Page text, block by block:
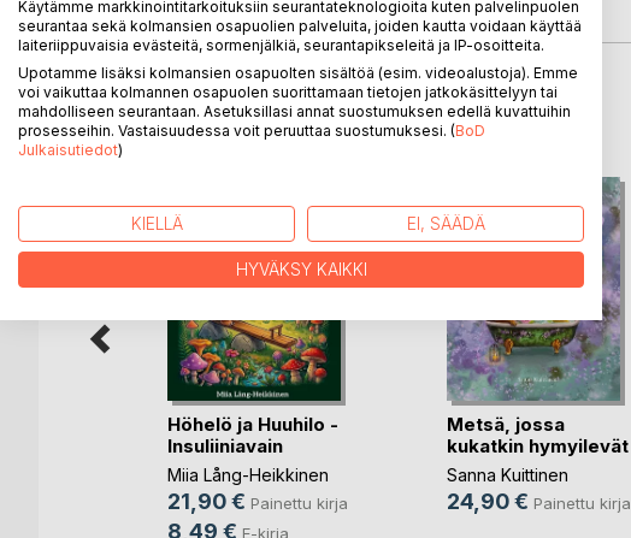
Ikäsuositus: 7-14 vuotta
LISÄÄ KIRJOJA BoD:LLA
Höhelö ja Huuhilo -
Insuliiniavain
Miia Lång-Heikkinen
21,90 € Painettu kirja
8,49 € E-kirja
Metsä, jossa
kukatkin hymyilevät
Sanna Kuittinen
24,90 € Painettu kirja
Käytämme markkinointitarkoituksiin seurantateknologioita kuten palvelinpuolen
seurantaa sekä kolmansien osapuolien palveluita, joiden kautta voidaan käyttää
laiteriippuvaisia evästeitä, sormenjälkiä, seurantapikseleitä ja IP-osoitteita.
Upotamme lisäksi kolmansien osapuolten sisältöä (esim. videoalustoja). Emme
voi vaikuttaa kolmannen osapuolen suorittamaan tietojen jatkokäsittelyyn tai
mahdolliseen seurantaan. Asetuksillasi annat suostumuksen edellä kuvattuihin
prosesseihin. Vastaisuudessa voit peruuttaa suostumuksesi. (BoD
Julkaisutiedot)
KIELLÄ EI, SÄÄDÄ
HYVÄKSY KAIKKI